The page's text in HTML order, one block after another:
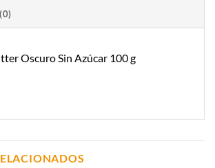
Oscuro Sin Azúcar 100 g